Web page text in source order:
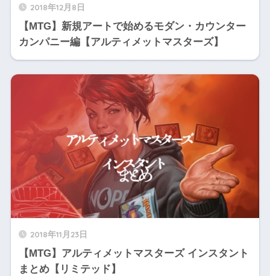
2018年12月8日
【MTG】新規アートで始めるモダン・カウンター
カンパニー編【アルティメットマスターズ】
2018年11月23日
【MTG】アルティメットマスターズ インスタント
まとめ【リミテッド】